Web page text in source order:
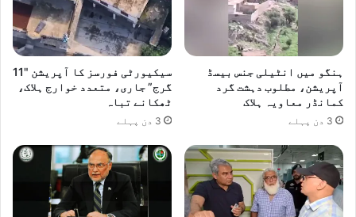
ہنگو میں انٹیلی جنس بیسڈ
آپریشن، مطلوب دہشت گرد
کمانڈر معاویہ ہلاک
3 دن پہلے
سیکیورٹی فورسز کا آپریشن "11
گرج” جاری، متعدد خوارج ہلاک،
ٹھکانے تباہ
3 دن پہلے